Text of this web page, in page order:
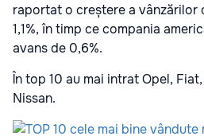
raportat o creștere a vânzărilor
1,1%, în timp ce compania
avans de 0,6%.
În top 10 au mai intrat Opel,
Nissan.